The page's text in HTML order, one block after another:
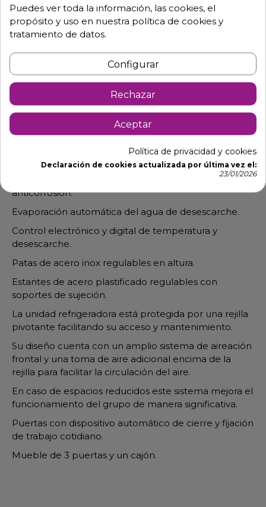
Descripción Detalles de producto
Frente mostrador frigorífico de 3
Fabricado en acero inox AISI 304 en interior y
Ángulos redondeados y encimera con peto trasero
de 10 cm.Compresores DANFOSS SACOP.
anticorrosión.
Evaporación automática del agua de desescarche.
Control electrónico y digital de temperatura y
desescarche.
Patas de acero inox regulables en altura.
Estantes de acero plastificado regulables con
soportes de sujeción.
La unidad refrigeradora está protegida por una rejilla
pivotante facilitando su acceso y mantenimiento.
Su diseño cuenta con un amplio sistema de aireación
frontal y una toma de aire adicional encima de la
rejilla para facilitar la circulación del aire.
En caso de espacios reducidos este sistema mejora el
funcionamiento del grupo de manera significativa.
Puertas con dispositivo automático de cierre y fijación
de trabajo cotidiano.
Mueble de 3 puertas y un cajón.
Puedes ver toda la información, las cookies, el
propósito y uso en nuestra política de cookies y
tratamiento de datos.
Configurar
Rechazar
Aceptar
Política de privacidad y cookies
Declaración de cookies actualizada por última vez el:
23/01/2026